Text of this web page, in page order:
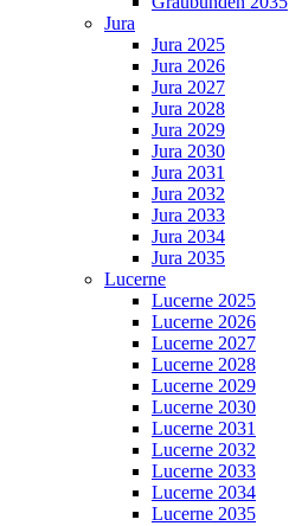
Jura
Jura 2025
Jura 2026
Jura 2027
Jura 2028
Jura 2029
Jura 2030
Jura 2031
Jura 2032
Jura 2033
Jura 2034
Jura 2035
Lucerne
Lucerne 2025
Lucerne 2026
Lucerne 2027
Lucerne 2028
Lucerne 2029
Lucerne 2030
Lucerne 2031
Lucerne 2032
Lucerne 2033
Lucerne 2034
Lucerne 2035